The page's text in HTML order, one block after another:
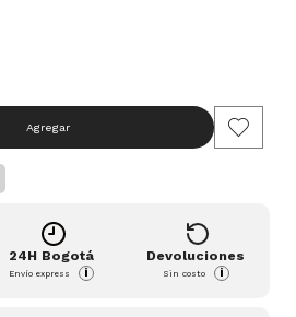
Agregar
24H Bogotá
Envío express i
Devoluciones
Sin costo i